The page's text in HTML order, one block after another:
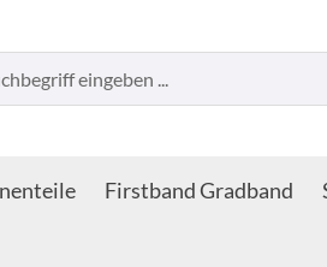
Firstband Gradband